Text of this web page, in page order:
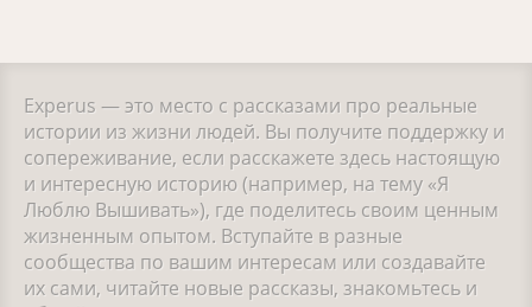
Experus — это место с рассказами про реальные
истории из жизни людей. Вы получите поддержку и
сопереживание, если расскажете здесь настоящую
и интересную историю (например, на тему «Я
Люблю Вышивать»), где поделитесь своим ценным
жизненным опытом. Вступайте в разные
сообщества по вашим интересам или создавайте
их сами, читайте новые рассказы, знакомьтесь и